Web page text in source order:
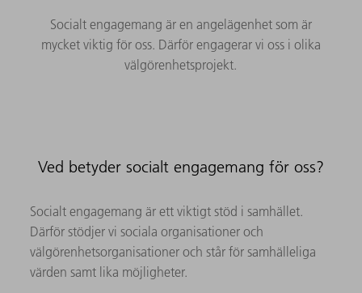
Socialt engagemang är en angelägenhet som är
mycket viktig för oss. Därför engagerar vi oss i olika
välgörenhetsprojekt.
Ved betyder socialt engagemang för oss?
Socialt engagemang är ett viktigt stöd i samhället.
Därför stödjer vi sociala organisationer och
välgörenhetsorganisationer och står för samhälleliga
värden samt lika möjligheter.